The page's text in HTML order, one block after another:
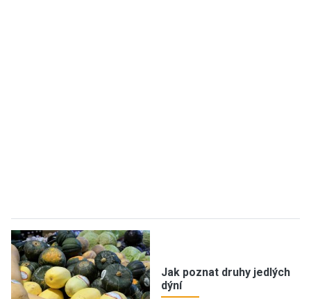
Jak poznat druhy jedlých
dýní